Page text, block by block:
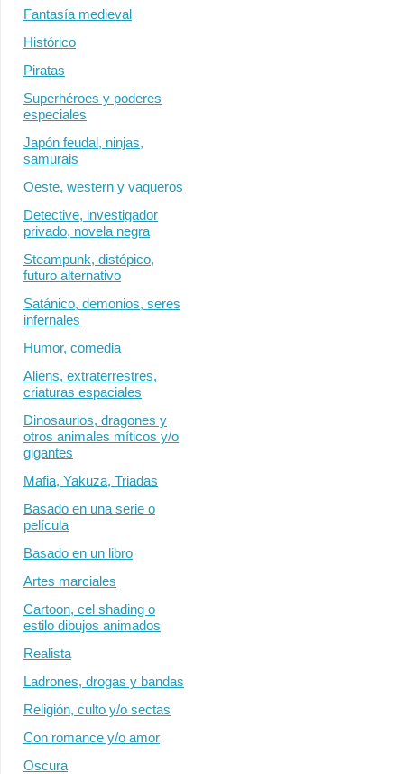
Fantasía medieval
Histórico
Piratas
Superhéroes y poderes
especiales
Japón feudal, ninjas,
samurais
Oeste, western y vaqueros
Detective, investigador
privado, novela negra
Steampunk, distópico,
futuro alternativo
Satánico, demonios, seres
infernales
Humor, comedia
Aliens, extraterrestres,
criaturas espaciales
Dinosaurios, dragones y
otros animales míticos y/o
gigantes
Mafia, Yakuza, Triadas
Basado en una serie o
película
Basado en un libro
Artes marciales
Cartoon, cel shading o
estilo dibujos animados
Realista
Ladrones, drogas y bandas
Religión, culto y/o sectas
Con romance y/o amor
Oscura